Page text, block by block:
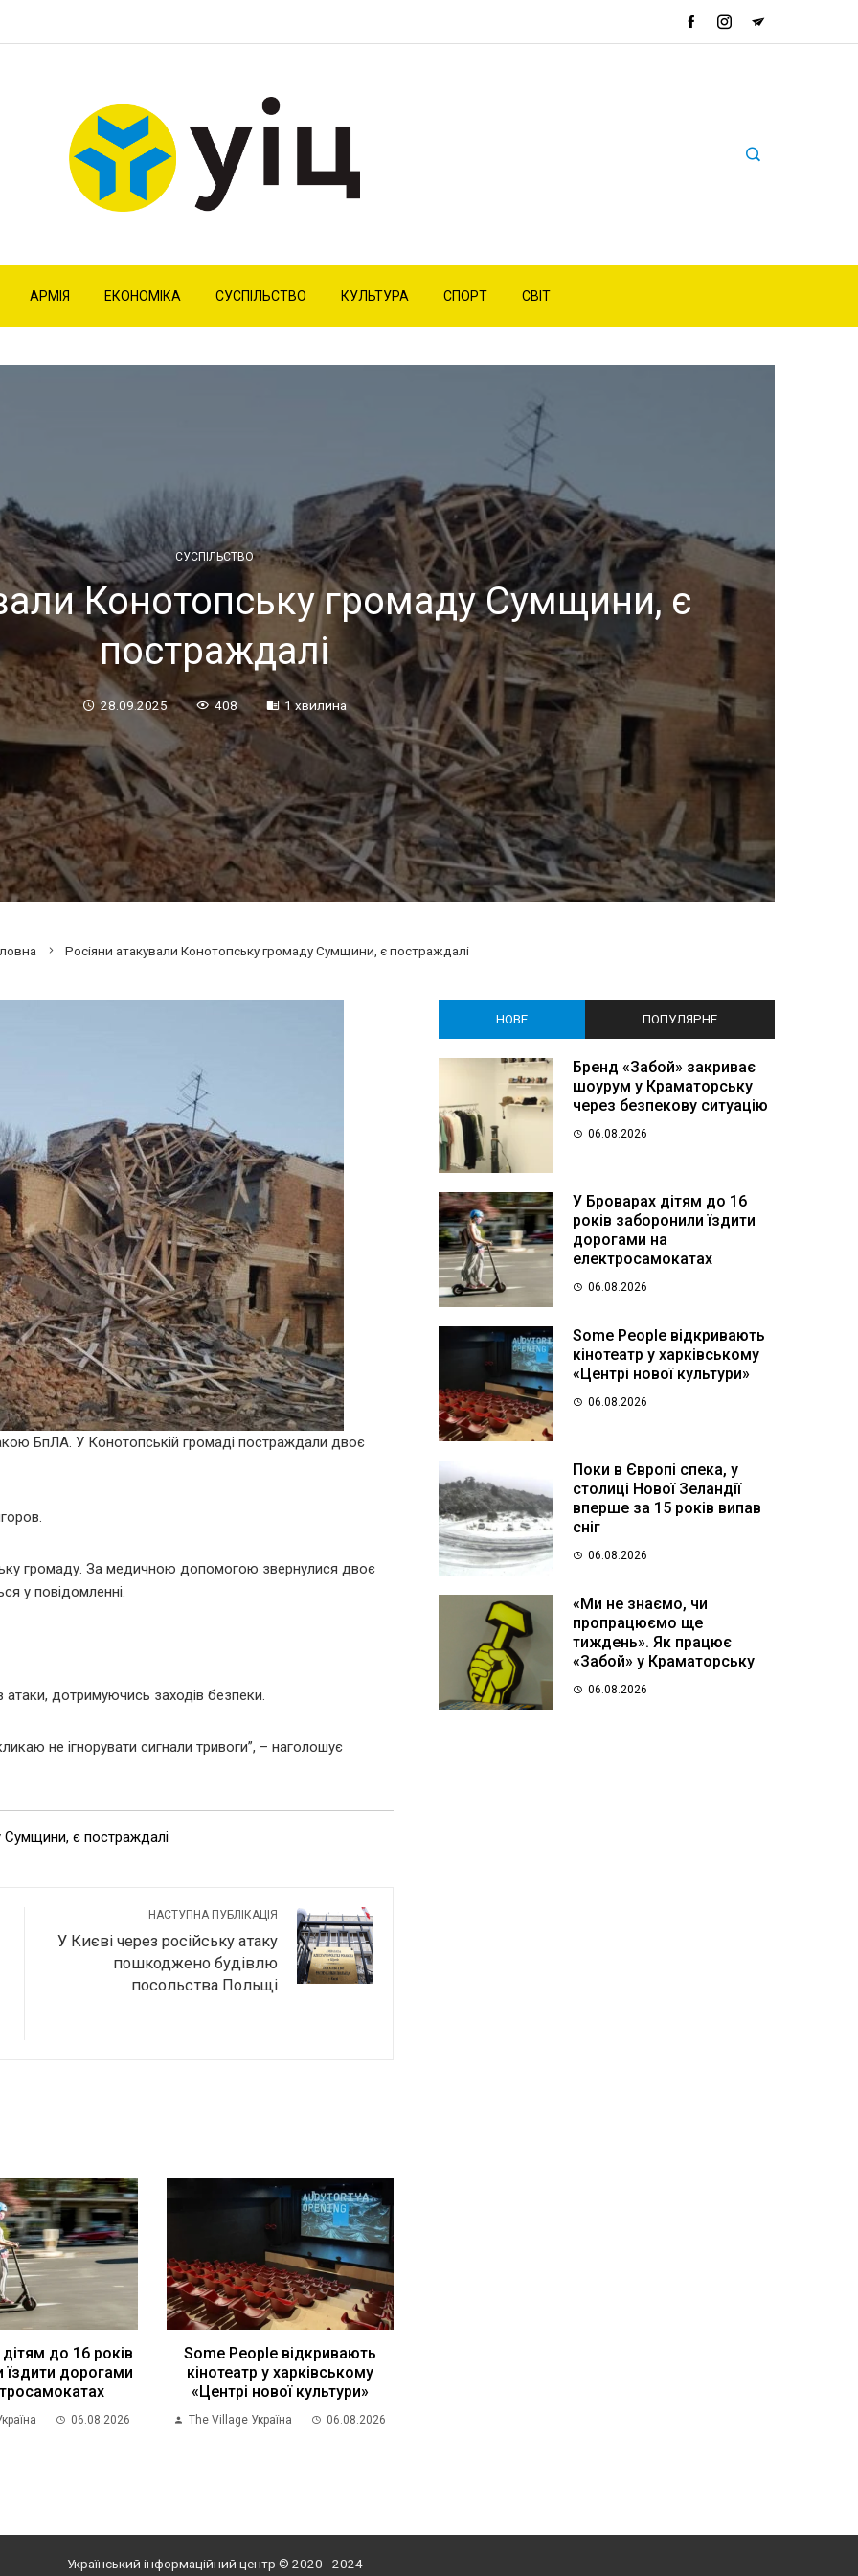
АРМІЯ ЕКОНОМІКА СУСПІЛЬСТВО КУЛЬТУРА СПОРТ СВІТ
СУСПІЛЬСТВО
Конотопську громаду Сумщини, є
постраждалі
28.09.2025 408 1 хвилина
Росіяни атакували Конотопську громаду Сумщини, є постраждалі
БпЛА. У Конотопській громаді постраждали двоє
громаду. За медичною допомогою звернулися двоє
у повідомленні.
атаки, дотримуючись заходів безпеки.
не ігнорувати сигнали тривоги”, – наголошує
Сумщини, є постраждалі
НАСТУПНА ПУБЛІКАЦІЯ
У Києві через російську атаку
пошкоджено будівлю
посольства Польщі
до 16 років
їздити дорогами
06.08.2026
Some People відкривають
кінотеатр у харківському
«Центрі нової культури»
The Village Україна 06.08.2026
НОВЕ ПОПУЛЯРНЕ
Бренд «Забой» закриває
шоурум у Краматорську
через безпекову ситуацію
06.08.2026
У Броварах дітям до 16
років заборонили їздити
дорогами на
електросамокатах
06.08.2026
Some People відкривають
кінотеатр у харківському
«Центрі нової культури»
06.08.2026
Поки в Європі спека, у
столиці Нової Зеландії
вперше за 15 років випав
сніг
06.08.2026
«Ми не знаємо, чи
пропрацюємо ще
тиждень». Як працює
«Забой» у Краматорську
06.08.2026
Український інформаційний центр © 2020 - 2024